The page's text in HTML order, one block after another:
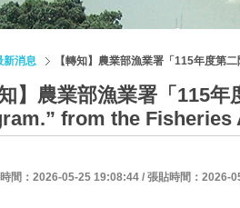
新消息 【轉知】農業部漁業署「115年度
知】農業部漁業署「115
from the Fisheries
間：2026-05-25 19:08:44 / 張貼時間：2026-